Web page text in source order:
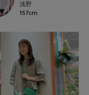
浅野
157cm